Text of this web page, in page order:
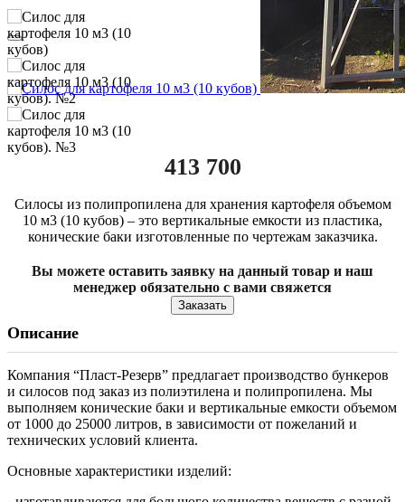
413 700
Силосы из полипропилена для хранения картофеля объемом
10 м3 (10 кубов) – это вертикальные емкости из пластика,
конические баки изготовленные по чертежам заказчика.
Вы можете оставить заявку на данный товар и наш
менеджер обязательно с вами свяжется
Заказать
Описание
Компания “Пласт-Резерв” предлагает производство бункеров
и силосов под заказ из полиэтилена и полипропилена. Мы
выполняем конические баки и вертикальные емкости объемом
от 1000 до 25000 литров, в зависимости от пожеланий и
технических условий клиента.
Основные характеристики изделий: